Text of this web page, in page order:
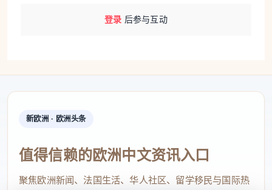
登录 后参与互动
新欧洲 · 欧洲头条
值得信赖的欧洲中文资讯入口
聚焦欧洲新闻、法国生活、华人社区、留学移民与国际热